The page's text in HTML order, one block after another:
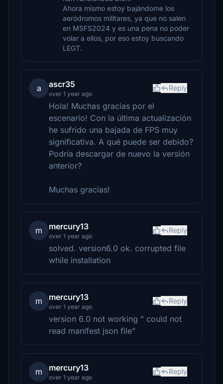
Ahora mismo estoy bajándome los
aeródromos militares, ya que no salen
en MSFS2024 y es una pena no poder
volar a ellos, por eso estoy buscando
LEGT.
a ascr35
over 1 year ago
Reply
Hola! Muchas gracias por el
escenario! Con la última actualización
he sufrido una bajada de FPS muy
significativa. A qué puede ser debido?
Podría descargar de nuevo la versión
anterior?
Muchas gracias!
m mercury13
over 1 year ago
Reply
solved. version6.0 ok. corrupted file
while installation
m mercury13
over 1 year ago
Reply
version 6.0 not working " could not
read manifest json file"
m mercury13
over 1 year ago
Reply